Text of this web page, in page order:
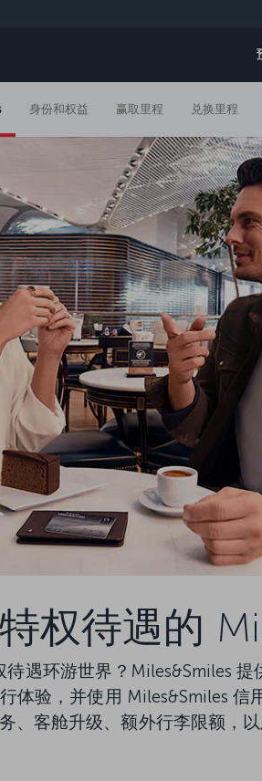
身份和权益 赢取里程 兑换里程
权待遇的
遇环游世界？Miles&Smiles
体验，并使用 Miles&Smiles
、客舱升级、额外行李限额，